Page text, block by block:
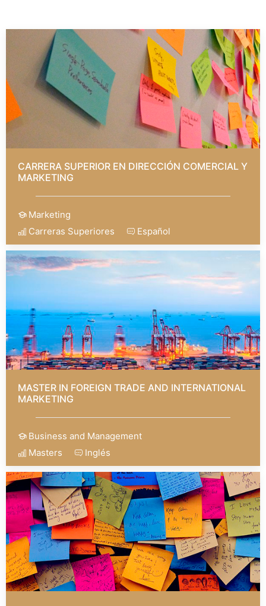
CARRERA SUPERIOR EN DIRECCIÓN COMERCIAL Y
MARKETING
Marketing
Carreras Superiores
Español
MASTER IN FOREIGN TRADE AND INTERNATIONAL
MARKETING
Business and Management
Masters
Inglés